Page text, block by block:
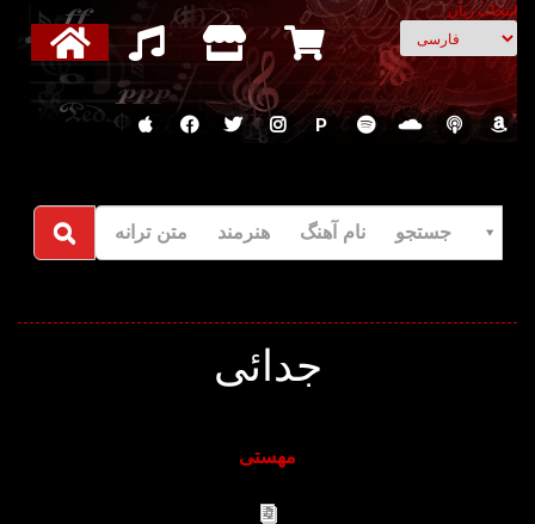
انتخاب زبان
P
جستجو نام آهنگ هنرمند متن ترانه
جدائی
مهستی